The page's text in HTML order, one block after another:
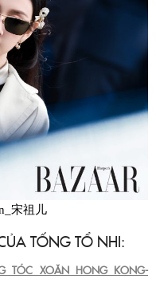
宋祖儿
TỐNG TỔ NHI:
TÓC XOĂN HONG KONG-